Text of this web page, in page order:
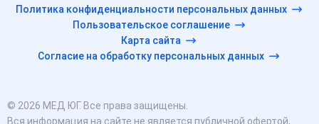
Политика конфиденциальности персональных данных
Пользовательское соглашение
Карта сайта
Согласие на обработку персональных данных
© 2026 МЕД ЮГ. Все права защищены.
Вся информация на сайте не является публичной офертой,